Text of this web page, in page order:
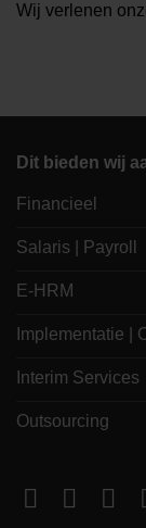
Wij verlenen
Dit bieden wij
Financieel
Salaris | Payroll
E-HRM
Implementatie |
Interim Services
Outsourcing